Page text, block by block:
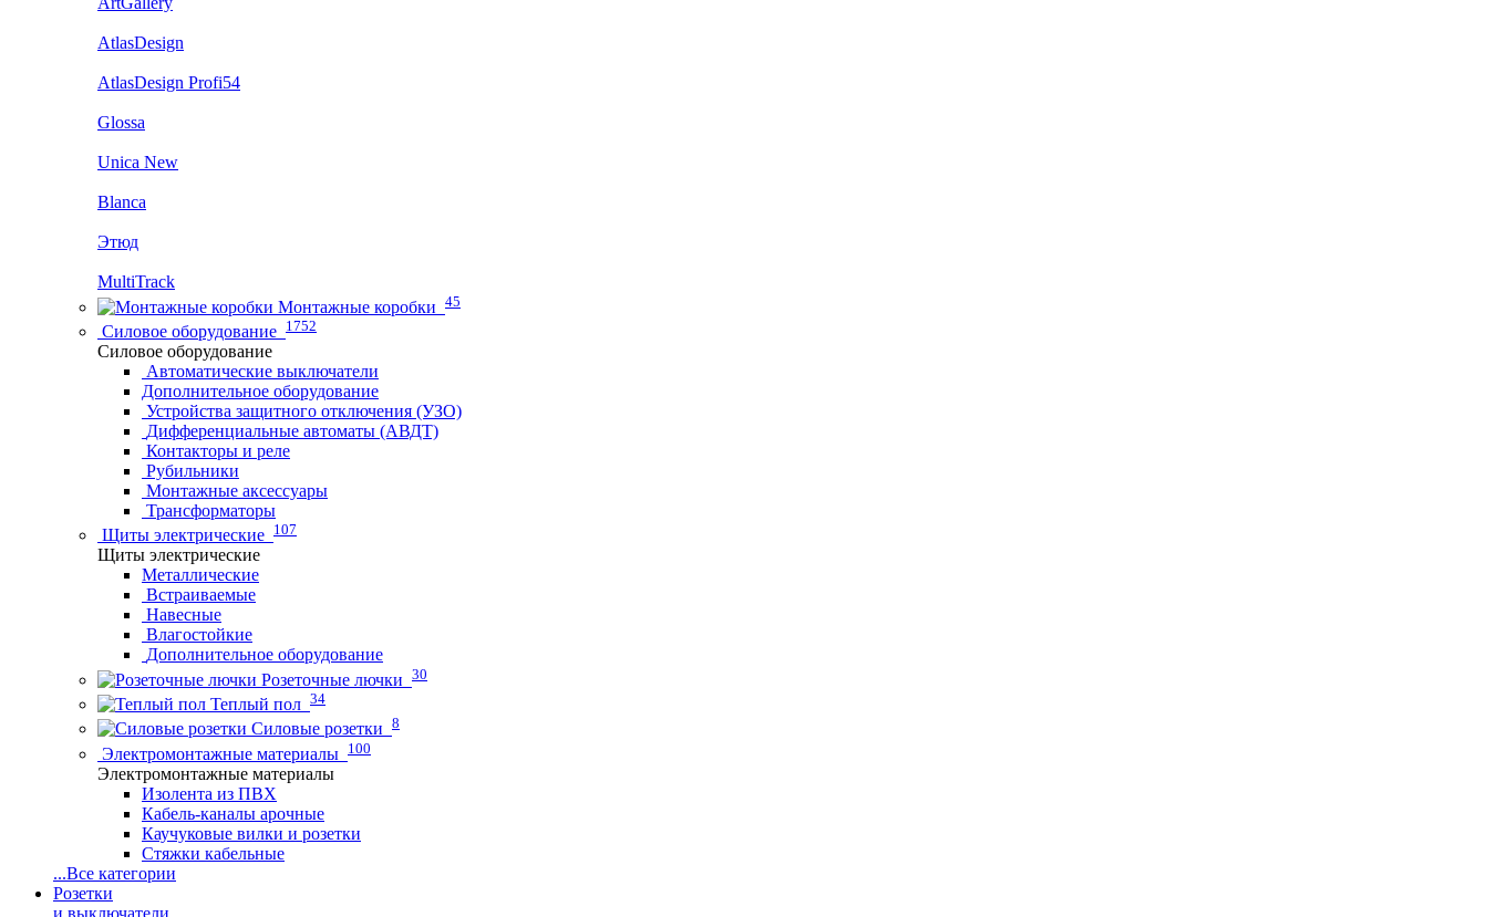
AtlasDesign
AtlasDesign Profi54
Glossa
Unica New
Blanca
Этюд
MultiTrack
Монтажные коробки 45
Силовое оборудование 1752
Силовое оборудование
Автоматические выключатели
Дополнительное оборудование
Устройства защитного отключения (УЗО)
Дифференциальные автоматы (АВДТ)
Контакторы и реле
Рубильники
Монтажные аксессуары
Трансформаторы
Щиты электрические 107
Щиты электрические
Металлические
Встраиваемые
Навесные
Влагостойкие
Дополнительное оборудование
Розеточные лючки 30
Теплый пол 34
Силовые розетки 8
Электромонтажные материалы 100
Электромонтажные материалы
Изолента из ПВХ
Кабель-каналы арочные
Каучуковые вилки и розетки
Стяжки кабельные
...Все категории
Розетки
и выключатели